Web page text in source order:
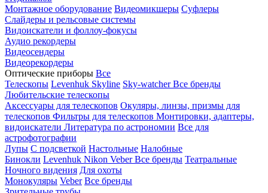
Монтажное оборудование Видеомикшеры Суфлеры
Слайдеры и рельсовые системы
Видоискатели и фоллоу-фокусы
Аудио рекордеры
Видеосендеры
Видеорекордеры
Оптические приборы Все
Телескопы Levenhuk Skyline Sky-watcherВсе бренды
Любительские телескопы
Аксессуары для телескопов Окуляры, линзы, призмы для
телескопов Фильтры для телескопов Монтировки, адаптеры,
видоискатели Литература по астрономии Все для
астрофотографии
Лупы С подсветкой Настольные Налобные
Бинокли Levenhuk Nikon VeberВсе бренды Театральные
Ночного видения Для охоты
Монокуляры Veber Все бренды